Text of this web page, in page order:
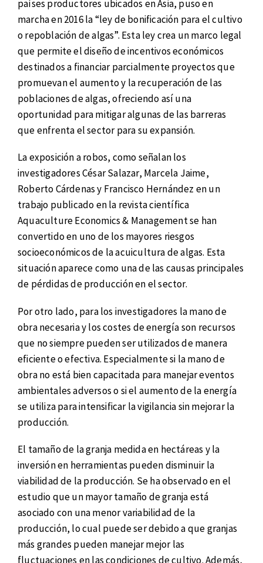
países productores ubicados en Asia, puso en
marcha en 2016 la “ley de bonificación para el cultivo
o repoblación de algas”. Esta ley crea un marco legal
que permite el diseño de incentivos económicos
destinados a financiar parcialmente proyectos que
promuevan el aumento y la recuperación de las
poblaciones de algas, ofreciendo así una
oportunidad para mitigar algunas de las barreras
que enfrenta el sector para su expansión.
La exposición a robos, como señalan los
investigadores César Salazar, Marcela Jaime,
Roberto Cárdenas y Francisco Hernández en un
trabajo publicado en la revista científica
Aquaculture Economics & Management se han
convertido en uno de los mayores riesgos
socioeconómicos de la acuicultura de algas. Esta
situación aparece como una de las causas principales
de pérdidas de producción en el sector.
Por otro lado, para los investigadores la mano de
obra necesaria y los costes de energía son recursos
que no siempre pueden ser utilizados de manera
eficiente o efectiva. Especialmente si la mano de
obra no está bien capacitada para manejar eventos
ambientales adversos o si el aumento de la energía
se utiliza para intensificar la vigilancia sin mejorar la
producción.
El tamaño de la granja medida en hectáreas y la
inversión en herramientas pueden disminuir la
viabilidad de la producción. Se ha observado en el
estudio que un mayor tamaño de granja está
asociado con una menor variabilidad de la
producción, lo cual puede ser debido a que granjas
más grandes pueden manejar mejor las
fluctuaciones en las condiciones de cultivo. Además,